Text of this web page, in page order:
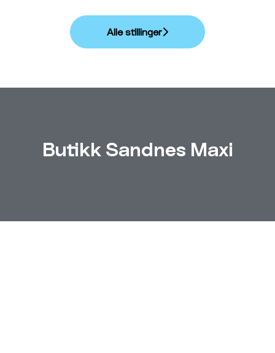
Alle stillinger
Butikk Sandnes Maxi